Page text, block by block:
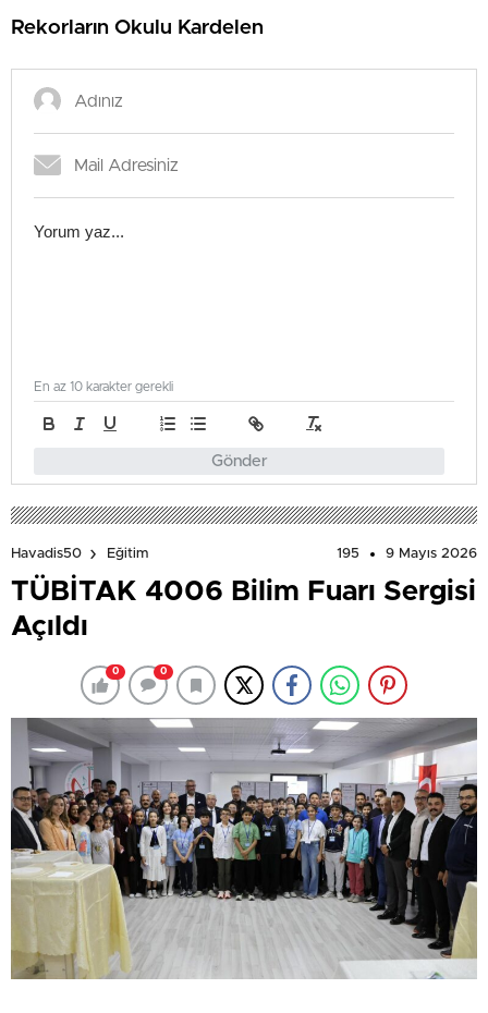
Rekorların Okulu Kardelen
Gönder
En az 10 karakter gerekli
Havadis50 Eğitim 195 9 Mayıs 2026
TÜBİTAK 4006 Bilim Fuarı Sergisi
Açıldı
0 0